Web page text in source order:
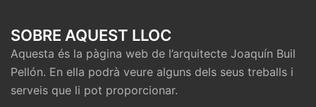
SOBRE AQUEST LLOC
Aquesta és la pàgina web de l’arquitecte Joaquín Buil
Pellón. En ella podrà veure alguns dels seus treballs i
serveis que li pot proporcionar.